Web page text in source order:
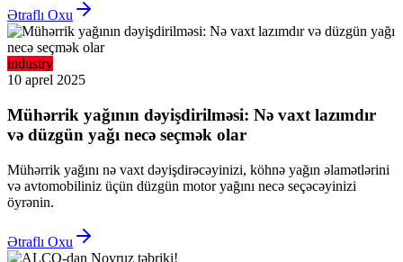
Ətraflı Oxu
industry
10 aprel 2025
Mühərrik yağının dəyişdirilməsi: Nə vaxt lazımdır
və düzgün yağı necə seçmək olar
Mühərrik yağını nə vaxt dəyişdirəcəyinizi, köhnə yağın əlamətlərini
və avtomobiliniz üçün düzgün motor yağını necə seçəcəyinizi
öyrənin.
Ətraflı Oxu